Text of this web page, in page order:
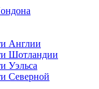
Англии
Шотландии
Уэльса
Северной